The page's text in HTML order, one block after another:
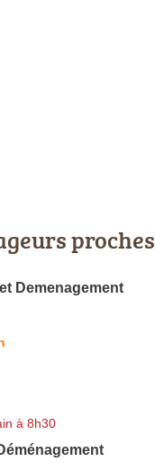
proches
Demenagement
à 8h30